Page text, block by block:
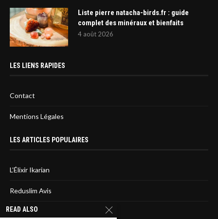
Liste pierre natacha-birds.fr : guide
complet des minéraux et bienfaits
4 août 2026
LES LIENS RAPIDES
Contact
Mentions Légales
LES ARTICLES POPULAIRES
L’Élixir Ikarian
Reduslim Avis
Sirtfood diet : L’avis des médecins
READ ALSO